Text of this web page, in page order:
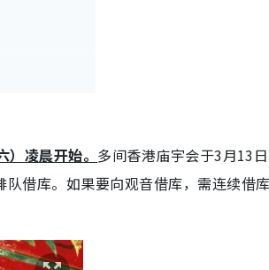
凌晨开始。 多间香港庙宇会于3月13
借库。如果要向观音借库，需连续借